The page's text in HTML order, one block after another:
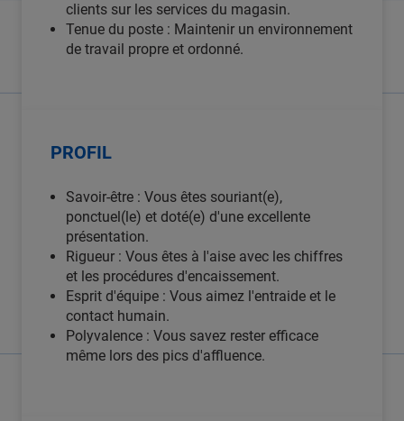
clients sur les services du magasin.
Tenue du poste : Maintenir un environnement
de travail propre et ordonné.
PROFIL
Savoir-être : Vous êtes souriant(e),
ponctuel(le) et doté(e) d'une excellente
présentation.
Rigueur : Vous êtes à l'aise avec les chiffres
et les procédures d'encaissement.
Esprit d'équipe : Vous aimez l'entraide et le
contact humain.
Polyvalence : Vous savez rester efficace
même lors des pics d'affluence.